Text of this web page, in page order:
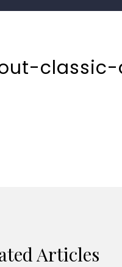
classic-
Articles